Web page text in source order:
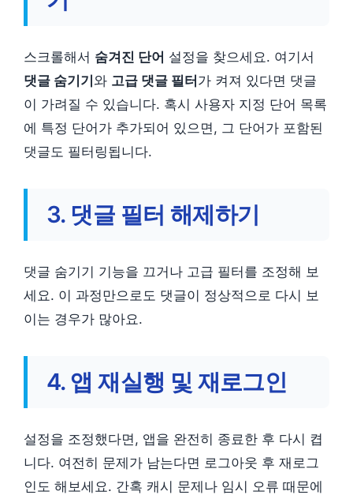
스크롤해서 숨겨진 단어 설정을 찾으세요. 여기서
댓글 숨기기와 고급 댓글 필터가 켜져 있다면 댓글
이 가려질 수 있습니다. 혹시 사용자 지정 단어 목록
에 특정 단어가 추가되어 있으면, 그 단어가 포함된
댓글도 필터링됩니다.
3. 댓글 필터 해제하기
댓글 숨기기 기능을 끄거나 고급 필터를 조정해 보
세요. 이 과정만으로도 댓글이 정상적으로 다시 보
이는 경우가 많아요.
4. 앱 재실행 및 재로그인
설정을 조정했다면, 앱을 완전히 종료한 후 다시 켭
니다. 여전히 문제가 남는다면 로그아웃 후 재로그
인도 해보세요. 간혹 캐시 문제나 임시 오류 때문에